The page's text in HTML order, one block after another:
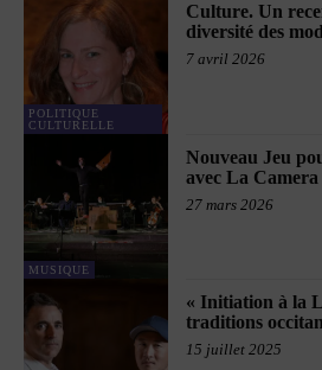
POLITIQUE
CULTURELLE
Culture. Un
diversité des
7 avril 2026
MUSIQUE
Nouveau Jeu
avec La
27 mars 2026
« Initiation à la
traditions
15 juillet 2025